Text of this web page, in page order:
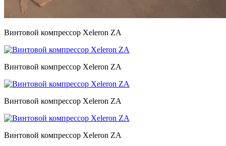
Винтовой компрессор Xeleron ZA
Винтовой компрессор Xeleron ZA
Винтовой компрессор Xeleron ZA
Винтовой компрессор Xeleron ZA